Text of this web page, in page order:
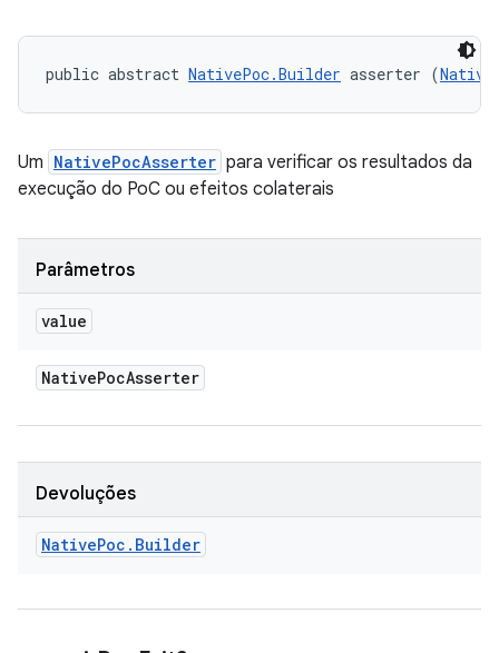
public abstract NativePoc.Builder asserter (
Um NativePocAsserter para verificar os resultados da
execução do PoC ou efeitos colaterais
Parâmetros
value
NativePocAsserter
Devoluções
NativePoc . Builder